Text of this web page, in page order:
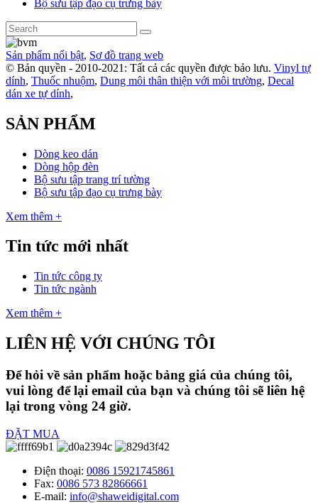
Bộ sưu tập đạo cụ trưng bày
Sản phẩm nổi bật, Sơ đồ trang web
© Bản quyền - 2010-2021: Tất cả các quyền được bảo lưu. Vinyl tự
dính, Thuốc nhuộm, Dung môi thân thiện với môi trường, Decal
dán xe tự dính,
SẢN PHẨM
Dòng keo dán
Dòng hộp đèn
Bộ sưu tập trang trí tường
Bộ sưu tập đạo cụ trưng bày
Xem thêm +
Tin tức mới nhất
Tin tức công ty
Tin tức ngành
Xem thêm +
LIÊN HỆ VỚI CHÚNG TÔI
Để hỏi về sản phẩm hoặc bảng giá của chúng tôi,
vui lòng để lại email của bạn và chúng tôi sẽ liên hệ
lại trong vòng 24 giờ.
ĐẶT MUA
Điện thoại: 0086 15921745861
Fax: 0086 573 82866661
E-mail: info@shaweidigital.com